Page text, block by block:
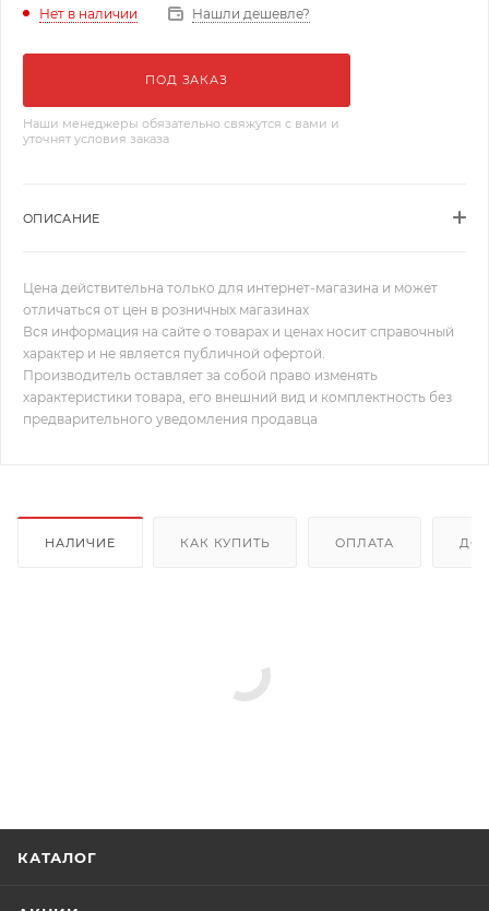
Нет в наличии Нашли дешевле?
ПОД ЗАКАЗ
Наши менеджеры обязательно свяжутся с вами и
уточнят условия заказа
ОПИСАНИЕ
Цена действительна только для интернет-магазина и может
отличаться от цен в розничных магазинах
Вся информация на сайте о товарах и ценах носит справочный
характер и не является публичной офертой.
Производитель оставляет за собой право изменять
характеристики товара, его внешний вид и комплектность без
предварительного уведомления продавца
НАЛИЧИЕ КАК КУПИТЬ ОПЛАТА
КАТАЛОГ